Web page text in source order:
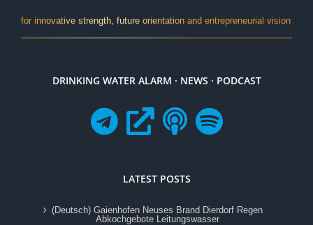
for innovative strength, future orientation and entrepreneurial vision
DRINKING WATER ALARM · NEWS · PODCAST
LATEST POSTS
(Deutsch) Gaienhofen Neuses Brand Dierdorf Regen
Abkochgebote Leitungswasser